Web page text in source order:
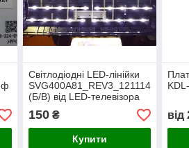
Світлодіодні LED-лінійки
SVG400A81_REV3_121114
(Б/В) від LED-телевізора
Sony KDL-40R473A.
150₴
Купити
від